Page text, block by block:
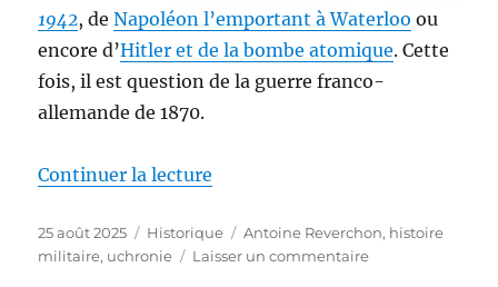
1942, deNapoléon l’emportant à Waterloo ou
encore d’Hitler et de la bombe atomique. Cette
fois, il est question de la guerre franco-
allemande de 1870.
Continuer la lecture
Publié
le
25 août 2025 Catégories
Historique Étiquettes
Antoine Reverchon, histoire
militaire, uchronie Laisser un commentairesur